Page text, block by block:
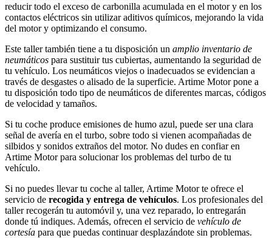
reducir todo el exceso de carbonilla acumulada en el motor y en los
contactos eléctricos sin utilizar aditivos químicos, mejorando la vida
del motor y optimizando el consumo.
Este taller también tiene a tu disposición un amplio inventario de
neumáticos para sustituir tus cubiertas, aumentando la seguridad de
tu vehículo. Los neumáticos viejos o inadecuados se evidencian a
través de desgastes o alisado de la superficie. Artime Motor pone a
tu disposición todo tipo de neumáticos de diferentes marcas, códigos
de velocidad y tamaños.
Si tu coche produce emisiones de humo azul, puede ser una clara
señal de avería en el turbo, sobre todo si vienen acompañadas de
silbidos y sonidos extraños del motor. No dudes en confiar en
Artime Motor para solucionar los problemas del turbo de tu
vehículo.
Si no puedes llevar tu coche al taller, Artime Motor te ofrece el
servicio de recogida y entrega de vehículos. Los profesionales del
taller recogerán tu automóvil y, una vez reparado, lo entregarán
donde tú indiques. Además, ofrecen el servicio de vehículo de
cortesía para que puedas continuar desplazándote sin problemas.